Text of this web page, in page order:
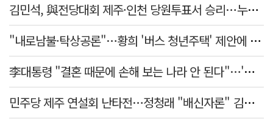
김민석, 與전당대회 제주·인천 당원투표서 승리…누적 득표는 '초박빙'
"내로남불·탁상공론"…황희 '버스 청년주택' 제안에 與 내부서도 쓴소리
李대통령 "결혼 때문에 손해 보는 나라 안 된다"…'결혼 페널티' 22개 손본다
민주당 제주 연설회 난타전…정청래 "배신자론" 김민석 "관리 무능"